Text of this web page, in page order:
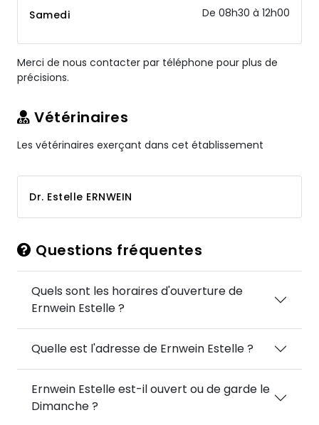
Samedi De 08h30 à 12h00
Merci de nous contacter par téléphone pour plus de
précisions.
Vétérinaires
Les vétérinaires exerçant dans cet établissement
Dr. Estelle ERNWEIN
Questions fréquentes
Quels sont les horaires d'ouverture de
Ernwein Estelle ?
Quelle est l'adresse de Ernwein Estelle ?
Ernwein Estelle est-il ouvert ou de garde le
Dimanche ?